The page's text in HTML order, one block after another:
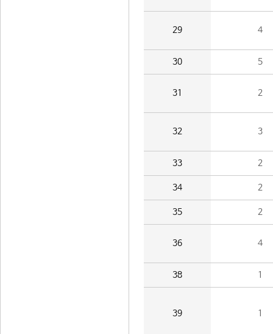
29 4
30 5
31 2
32 3
33 2
34 2
35 2
36 4
38 1
39 1